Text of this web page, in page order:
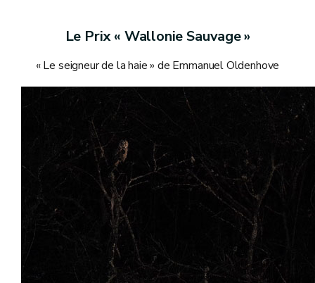
Le Prix « Wallonie Sauvage »
« Le seigneur de la haie » de Emmanuel Oldenhove